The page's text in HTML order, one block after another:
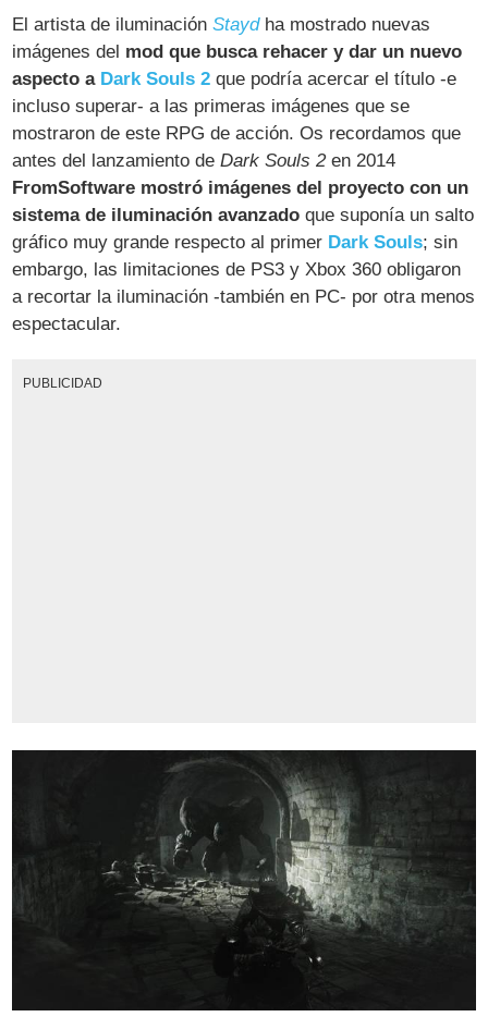
El artista de iluminaciónStaydha mostrado nuevas
imágenes del mod que busca rehacer y dar un nuevo
aspecto a Dark Souls 2 que podría acercar el título -e
incluso superar- a las primeras imágenes que se
mostraron de este RPG de acción. Os recordamos que
antes del lanzamiento deDark Souls 2en 2014
FromSoftware mostró imágenes del proyecto con un
sistema de iluminación avanzado que suponía un salto
gráfico muy grande respecto al primer Dark Souls; sin
embargo, las limitaciones de PS3 y Xbox 360 obligaron
a recortar la iluminación -también en PC- por otra menos
espectacular.
PUBLICIDAD